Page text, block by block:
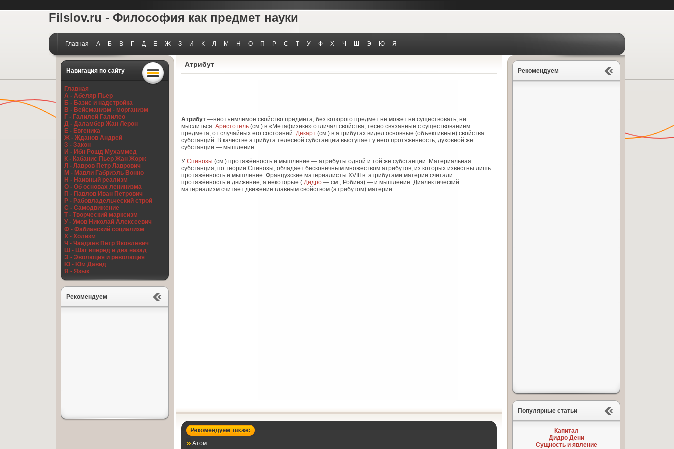
Filslov.ru - Философия как предмет науки
Главная А Б В Г Д Е Ж З И К Л М Н О П Р С Т У Ф Х Ч Ш Э Ю Я
Рекомендуем
Популярные статьи
Капитал
Дидро Дени
Сущность и явление
Навигация по сайту
Главная
А - Абеляр Пьер
Б - Базис и надстройка
В - Вейсманизм - морганизм
Г - Галилей Галилео
Д - Даламбер Жан Лерон
Е - Евгеника
Ж - Жданов Андрей
З - Закон
И - Ибн Рошд Мухаммед
К - Кабанис Пьер Жан Жорж
Л - Лавров Петр Лаврович
М - Мавли Габриэль Вонно
Н - Наивный реализм
О - Об основах ленинизма
П - Павлов Иван Петрович
Р - Рабовладельческий строй
С - Самодвижение
Т - Творческий марксизм
У - Умов Николай Алексеевич
Ф - Фабианский социализм
Х - Холизм
Ч - Чаадаев Петр Яковлевич
Ш - Шаг вперед и два назад
Э - Эволюция и революция
Ю - Юм Давид
Я - Язык
Рекомендуем
Атрибут
Атрибут —неотъемлемое свойство предмета, без которого предмет не может ни существовать, ни
мыслиться. Аристотель (см.) в «Метафизике» отличал свойства, тесно связанные с существованием
предмета, от случайных его состояний. Декарт (см.) в атрибутах видел основные (объективные) свойства
субстанций. В качестве атрибута телесной субстанции выступает у него протяжённость, духовной же
субстанции — мышление.
У Спинозы (см.) протяжённость и мышление — атрибуты одной и той же субстанции. Материальная
субстанция, по теории Спинозы, обладает бесконечным множеством атрибутов, из которых известны лишь
протяжённость и мышление. Французские материалисты XVIII в. атрибутами материи считали
протяжённость и движение, а некоторые ( Дидро — см., Робинэ) — и мышление. Диалектический
материализм считает движение главным свойством (атрибутом) материи.
Атом